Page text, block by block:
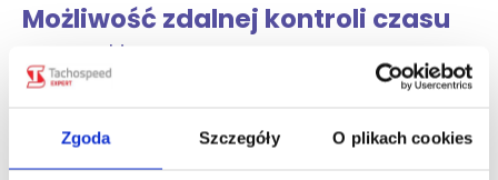
Zgoda Szczegóły O plikach cookies
Możliwość zdalnej kontroli czasu
kierowcy
tachografów będzie zastosowanie technologii systemów
wydzielonej komunikacji krótkiego zasięgu (DSRC). Dzięki